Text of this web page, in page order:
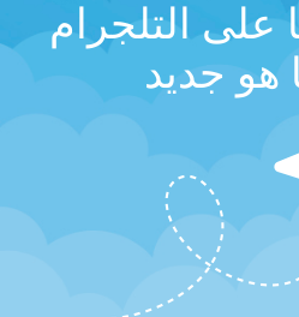
على التلجرام
هو جديد